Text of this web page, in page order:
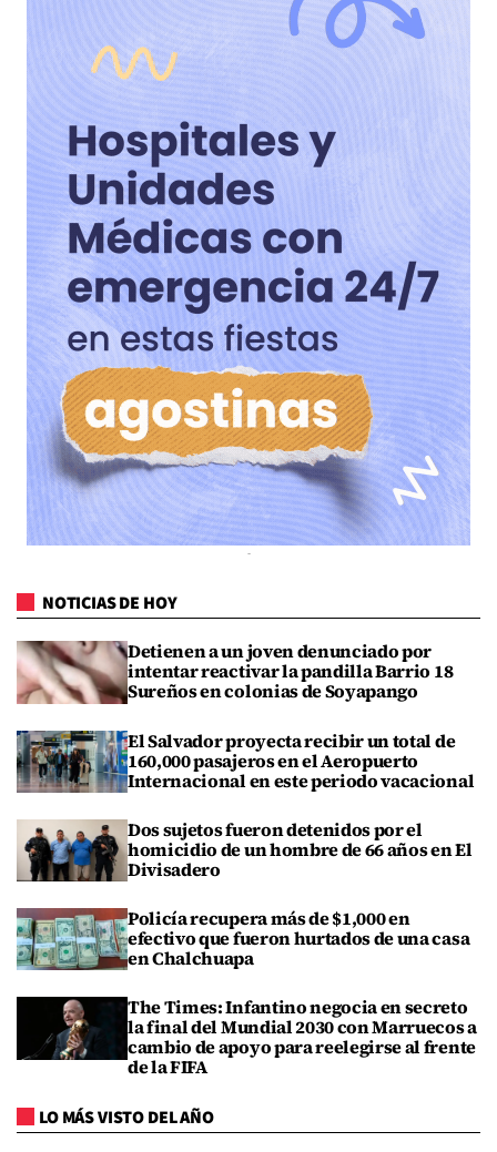
NOTICIAS DE HOY
Detienen a un joven denunciado por
intentar reactivar la pandilla Barrio 18
Sureños en colonias de Soyapango
El Salvador proyecta recibir un total de
160,000 pasajeros en el Aeropuerto
Internacional en este periodo vacacional
Dos sujetos fueron detenidos por el
homicidio de un hombre de 66 años en El
Divisadero
Policía recupera más de $1,000 en
efectivo que fueron hurtados de una casa
en Chalchuapa
The Times: Infantino negocia en secreto
la final del Mundial 2030 con Marruecos a
cambio de apoyo para reelegirse al frente
de la FIFA
LO MÁS VISTO DEL AÑO